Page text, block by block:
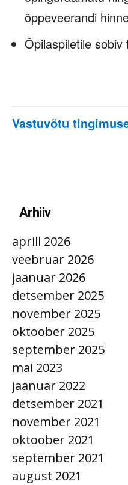
õppeveerandi
Õpilaspiletile sobiv
Vastuvõtu
Arhiiv
aprill 2026
veebruar 2026
jaanuar 2026
detsember 2025
november 2025
oktoober 2025
september 2025
mai 2023
jaanuar 2022
detsember 2021
november 2021
oktoober 2021
september 2021
august 2021